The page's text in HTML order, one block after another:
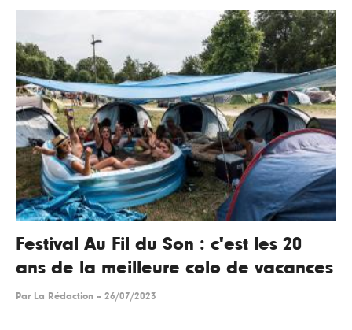
Festival Au Fil du Son : c'est les 20
ans de la meilleure colo de vacances
Par La Rédaction -- 26/07/2023